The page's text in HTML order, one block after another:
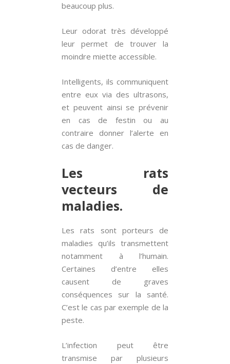
beaucoup plus.
Leur odorat très développé
leur permet de trouver la
moindre miette accessible.
Intelligents, ils communiquent
entre eux via des ultrasons,
et peuvent ainsi se prévenir
en cas de festin ou au
contraire donner l’alerte en
cas de danger.
Les rats
vecteurs de
maladies.
Les rats sont porteurs de
maladies qu’ils transmettent
notamment à l’humain.
Certaines d’entre elles
causent de graves
conséquences sur la santé.
C’est le cas par exemple de la
peste.
L’infection peut être
transmise par plusieurs